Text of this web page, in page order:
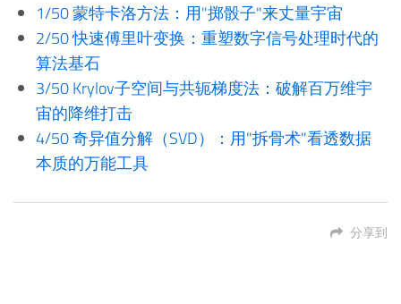
1/50 蒙特卡洛方法：用"掷骰子"来丈量宇宙
2/50 快速傅里叶变换：重塑数字信号处理时代的
算法基石
3/50 Krylov子空间与共轭梯度法：破解百万维宇
宙的降维打击
4/50 奇异值分解（SVD）：用"拆骨术"看透数据
本质的万能工具
分享到